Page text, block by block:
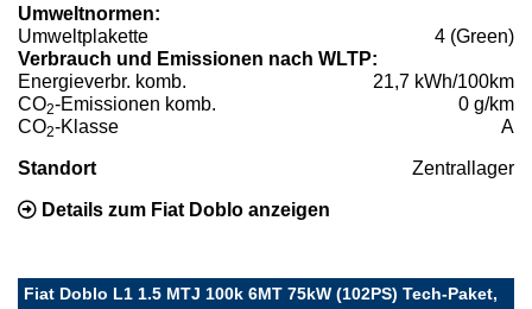
Umweltnormen:
Umweltplakette
4 (Green)
Verbrauch und Emissionen nach WLTP:
Energieverbr. komb.
21,7 kWh/100km
CO2-Emissionen komb.
0 g/km
CO2-Klasse A
Standort Zentrallager
Details zum Fiat Doblo anzeigen
Fiat Doblo L1 1.5 MTJ 100k 6MT 75kW (102PS) Tech-Paket,